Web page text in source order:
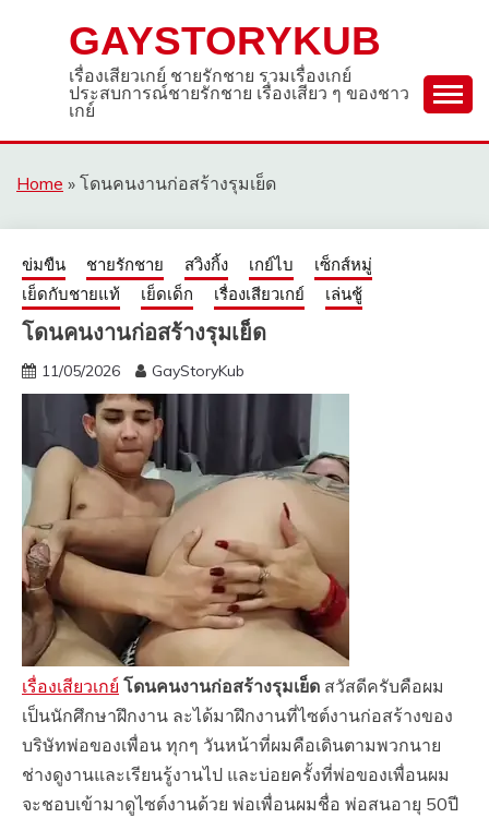
GAYSTORYKUB
เรื่องเสียวเกย์ ชายรักชาย รวมเรื่องเกย์
ประสบการณ์ชายรักชาย เรื่องเสียว ๆ ของชาว
เกย์
Home » โดนคนงานก่อสร้างรุมเย็ด
ข่มขืน ชายรักชาย สวิงกิ้ง เกย์ไบ
เซ็กส์หมู่
เย็ดกับชายแท้
เย็ดเด็ก เรื่องเสียวเกย์ เล่นชู้
โดนคนงานก่อสร้างรุมเย็ด
11/05/2026 GayStoryKub
เรื่องเสียวเกย์ โดนคนงานก่อสร้างรุมเย็ด ​ สวัสดีครับคือผม
เป็นนักศึกษาฝึกงาน ละได้มาฝึกงานที่ไซต์งานก่อสร้างของ
บริษัทพ่อของเพื่อน ทุกๆ วันหน้าที่ผมคือเดินตามพวกนาย
ช่างดูงานและเรียนรู้งานไป และบ่อยครั้งที่พ่อของเพื่อนผม
จะชอบเข้ามาดูไซต์งานด้วย พ่อเพื่อนผมชื่อ พ่อสนอายุ 50ปี